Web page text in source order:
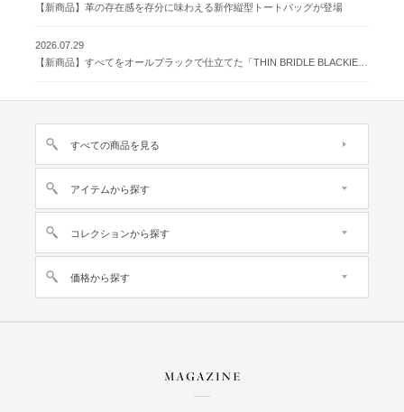
【新商品】革の存在感を存分に味わえる新作縦型トートバッグが登場
2026.07.29
すべての商品を見る
アイテムから探す
コレクションから探す
価格から探す